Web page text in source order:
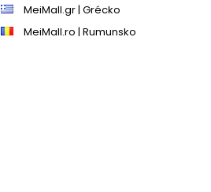
MeiMall.gr | Grécko
MeiMall.ro | Rumunsko